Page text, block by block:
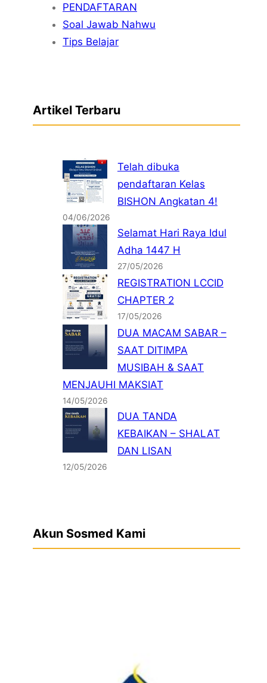
PENDAFTARAN
Soal Jawab Nahwu
Tips Belajar
Artikel Terbaru
Telah dibuka
pendaftaran Kelas
BISHON Angkatan 4!
04/06/2026
Selamat Hari Raya Idul
Adha 1447 H
27/05/2026
REGISTRATION LCCID
CHAPTER 2
17/05/2026
DUA MACAM SABAR –
SAAT DITIMPA
MUSIBAH & SAAT
MENJAUHI MAKSIAT
14/05/2026
DUA TANDA
KEBAIKAN – SHALAT
DAN LISAN
12/05/2026
Akun Sosmed Kami